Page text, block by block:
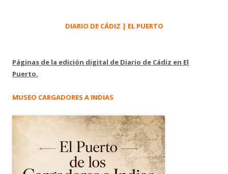
DIARIO DE CÁDIZ | EL PUERTO
Páginas de la edición digital de Diario de Cádiz en El
Puerto.
MUSEO CARGADORES A INDIAS